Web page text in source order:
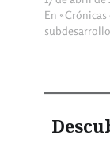
En «Crónicas